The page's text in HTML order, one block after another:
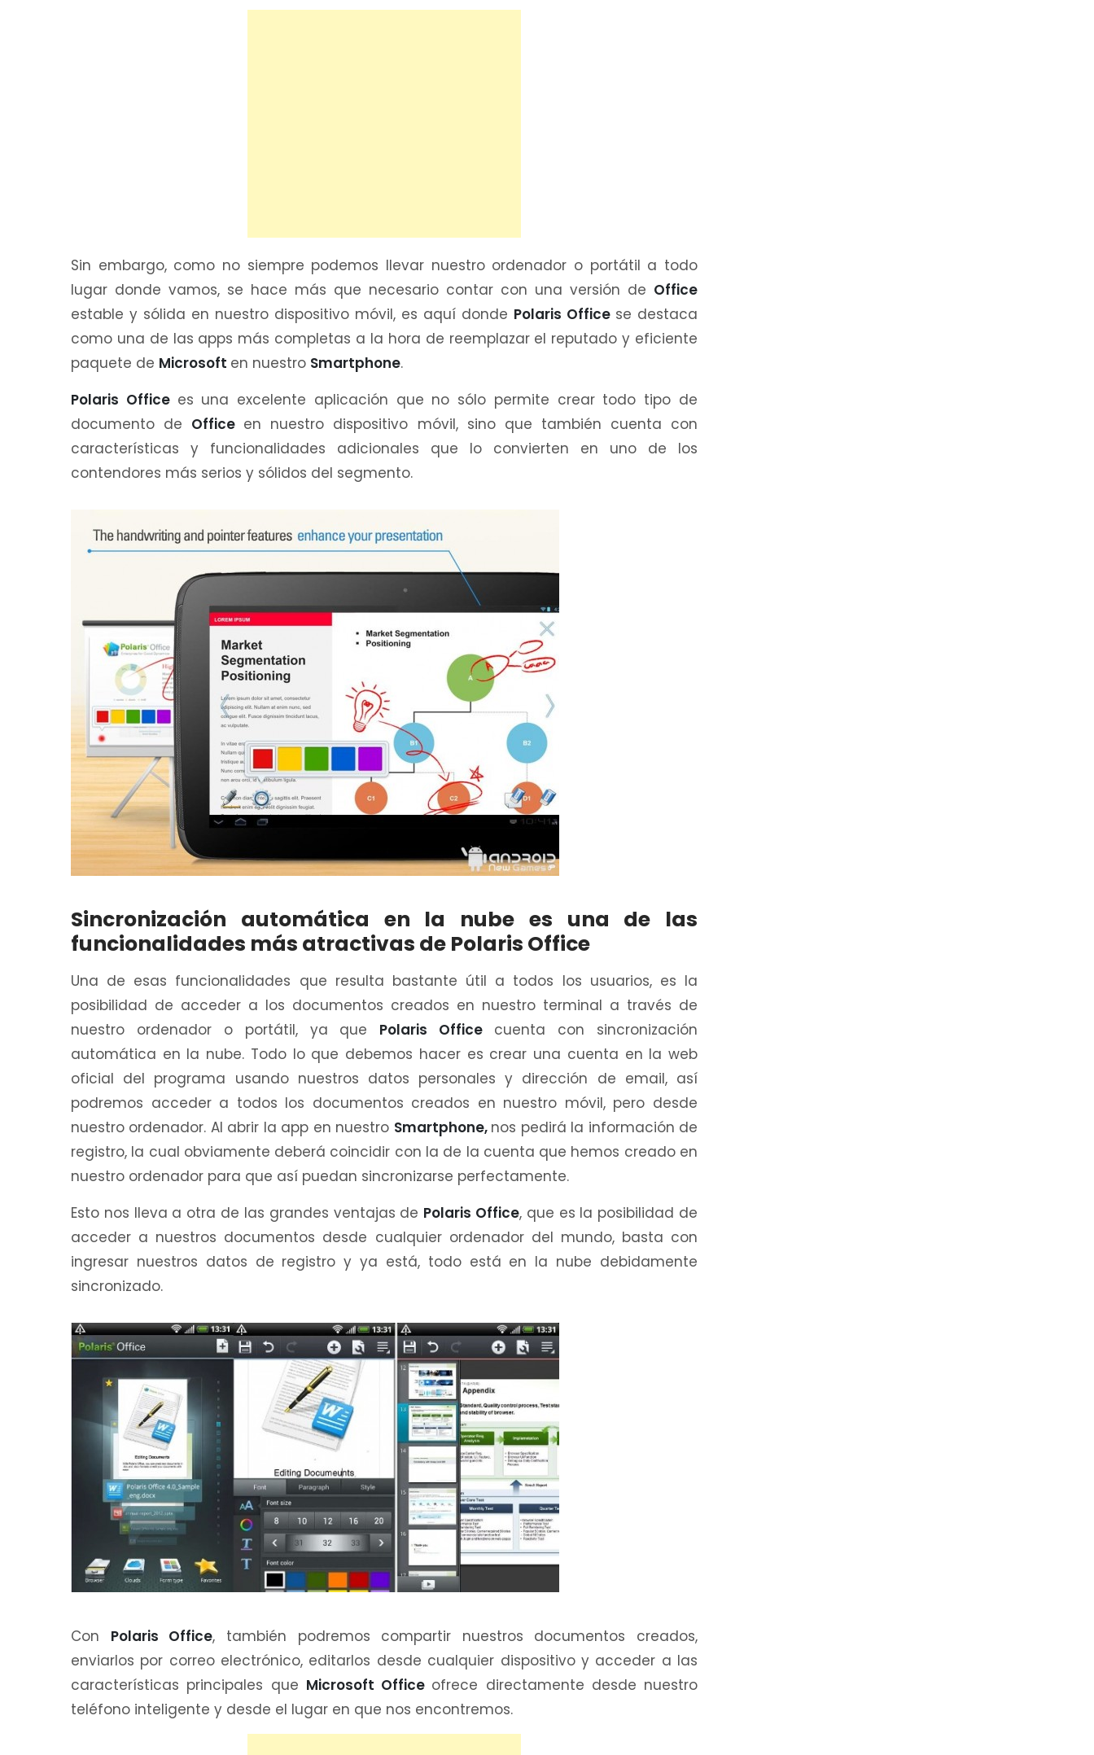
Sin embargo, como no siempre podemos llevar nuestro ordenador o portátil a todo
lugar donde vamos, se hace más que necesario contar con una versión de Office
estable y sólida en nuestro dispositivo móvil, es aquí donde Polaris Office se destaca
como una de las apps más completas a la hora de reemplazar el reputado y eficiente
paquete de Microsoft en nuestro Smartphone.
Polaris Office es una excelente aplicación que no sólo permite crear todo tipo de
documento de Office en nuestro dispositivo móvil, sino que también cuenta con
características y funcionalidades adicionales que lo convierten en uno de los
contendores más serios y sólidos del segmento.
Sincronización automática en la nube es una de las
funcionalidades más atractivas de Polaris Office
Una de esas funcionalidades que resulta bastante útil a todos los usuarios, es la
posibilidad de acceder a los documentos creados en nuestro terminal a través de
nuestro ordenador o portátil, ya que Polaris Office cuenta con sincronización
automática en la nube. Todo lo que debemos hacer es crear una cuenta en la web
oficial del programa usando nuestros datos personales y dirección de email, así
podremos acceder a todos los documentos creados en nuestro móvil, pero desde
nuestro ordenador. Al abrir la app en nuestro Smartphone, nos pedirá la información de
registro, la cual obviamente deberá coincidir con la de la cuenta que hemos creado en
nuestro ordenador para que así puedan sincronizarse perfectamente.
Esto nos lleva a otra de las grandes ventajas de Polaris Office, que es la posibilidad de
acceder a nuestros documentos desde cualquier ordenador del mundo, basta con
ingresar nuestros datos de registro y ya está, todo está en la nube debidamente
sincronizado.
Con Polaris Office, también podremos compartir nuestros documentos creados,
enviarlos por correo electrónico, editarlos desde cualquier dispositivo y acceder a las
características principales que Microsoft Office ofrece directamente desde nuestro
teléfono inteligente y desde el lugar en que nos encontremos.